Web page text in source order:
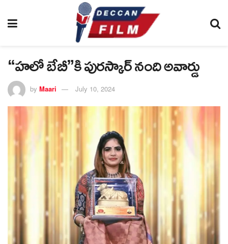
“హలో బేబీ”కి పురస్కార్ నంది అవార్డు
by Maari July 10, 2024